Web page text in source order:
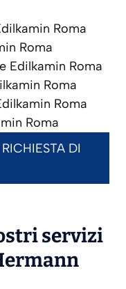
Roma
Roma
Edilkamin Roma
Roma
Roma
Roma
DI
servizi